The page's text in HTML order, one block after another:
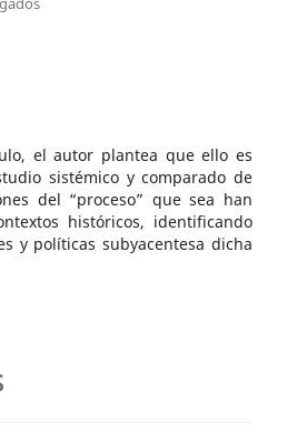
el autor plantea que ello es
sistémico y comparado de
del “proceso” que sea han
históricos, identificando
y políticas subyacentesa dicha